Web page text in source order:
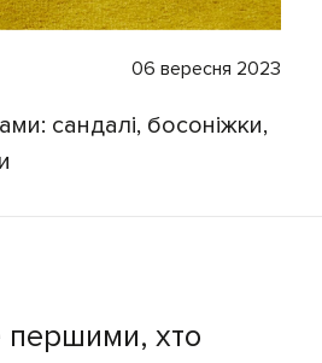
06 вересня 2023
сандалі, босоніжки,
першими, хто